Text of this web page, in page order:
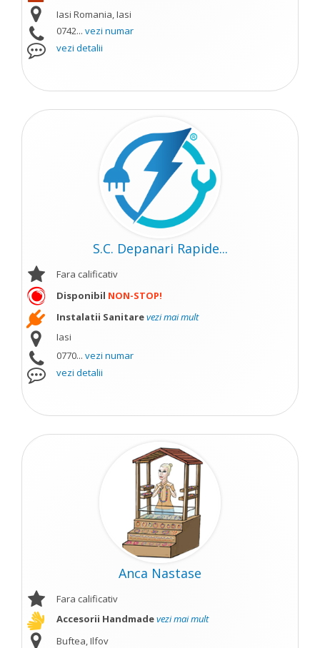
Iasi Romania, Iasi
0742... vezi numar
vezi detalii
S.C. Depanari Rapide...
Fara calificativ
Disponibil NON-STOP!
Instalatii Sanitarevezi mai mult
Iasi
0770... vezi numar
vezi detalii
Anca Nastase
Fara calificativ
Accesorii Handmadevezi mai mult
Buftea, Ilfov